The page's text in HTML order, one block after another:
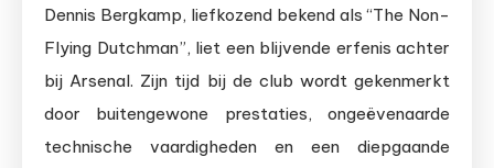
Dennis Bergkamp, liefkozend bekend als “The Non-
Flying Dutchman”, liet een blijvende erfenis achter
bij Arsenal. Zijn tijd bij de club wordt gekenmerkt
door buitengewone prestaties, ongeëvenaarde
technische vaardigheden en een diepgaande